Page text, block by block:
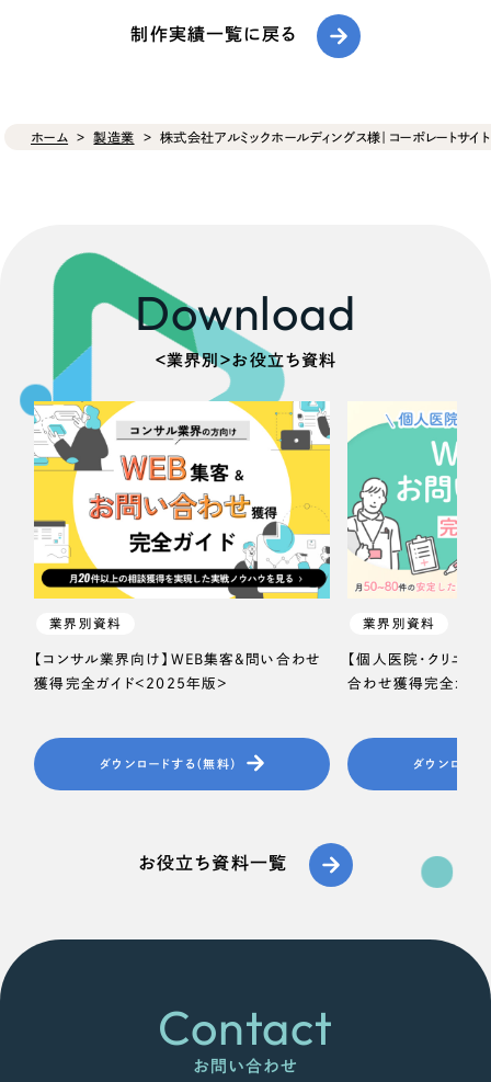
制作実績一覧に戻る
ホーム 製造業 株式会社アルミックホールディングス様｜コーポレートサイト
Download
＜業界別＞お役立ち資料
業界別資料
【コンサル業界向け】WEB集客＆問い合わせ
獲得完全ガイド＜2025年版＞
ダウンロードする（無料）
業界別資料
【個人医院・クリニッ
合わせ獲得完全ガイ
ダウンロード
お役立ち資料一覧
Contact
お問い合わせ